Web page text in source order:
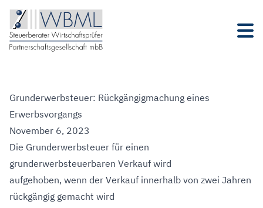
Grunderwerbsteuer: Rückgängigmachung eines
Erwerbsvorgangs
November 6, 2023
Die Grunderwerbsteuer für einen
grunderwerbsteuerbaren Verkauf wird
aufgehoben, wenn der Verkauf innerhalb von zwei Jahren
rückgängig gemacht wird